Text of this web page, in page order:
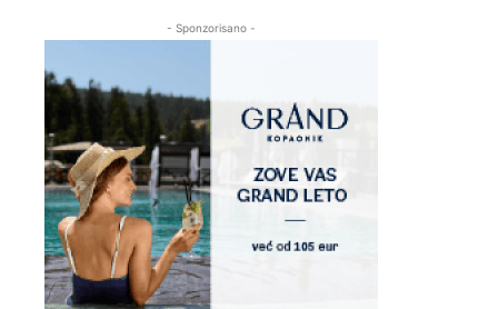
- Sponzorisano -